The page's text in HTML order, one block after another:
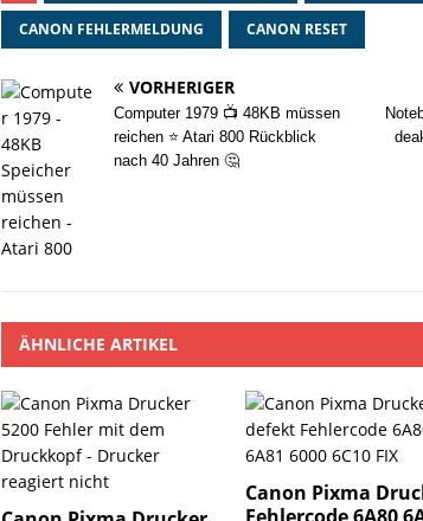
CANON FEHLERMELDUNG CANON RESET
VORHERIGER
Computer 1979 📺 48KB müssen
reichen ⭐ Atari 800 Rückblick
nach 40 Jahren 🤔
ÄHNLICHE ARTIKEL
Canon Pixma
Fehlercode 6A80